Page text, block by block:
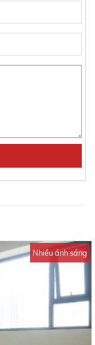
sống có ý
tốt đẹp nhất cho
xã hội.
Nhiều ánh sáng